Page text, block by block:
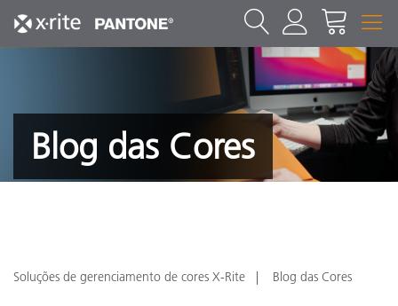
Blog das Cores
Soluções de gerenciamento de cores X-Rite Blog das Cores